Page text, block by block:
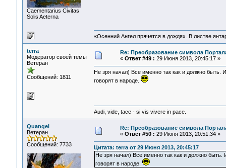
Сaementarius Civitas
Solis Aeterna
«Осенний Ангел прячется в дождях. В листве
terra
Модератор своей темы
Ветеран
Сообщений: 1811
Re: Преобразование символа
« Ответ #49 : 29 Июня 2013, 20:45:17 »
Не зря начал) Все именно так как и должно быть.
говорят в народе.
Audi, vide, tace - si vis vivere in pace.
Quangel
Ветеран
Сообщений: 7733
Re: Преобразование символа
« Ответ #50 : 29 Июня 2013, 20:51:34 »
Цитата: terra от 29 Июня 2013, 20:45:17
Не зря начал) Все именно так как и должно
говорят в народе.